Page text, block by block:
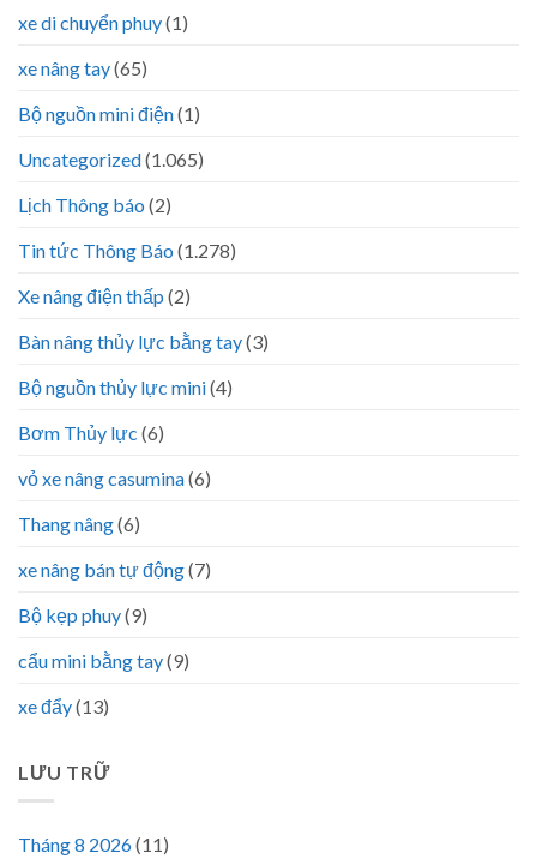
xe di chuyển phuy(1)
xe nâng tay(65)
Bộ nguồn mini điện(1)
Uncategorized(1.065)
Lịch Thông báo (2)
Tin tức Thông Báo (1.278)
Xe nâng điện thấp (2)
Bàn nâng thủy lực bằng tay(3)
Bộ nguồn thủy lực mini(4)
Bơm Thủy lực (6)
vỏ xe nâng casumina(6)
Thang nâng(6)
xe nâng bán tự động(7)
Bộ kẹp phuy(9)
cẩu mini bằng tay(9)
xe đẩy(13)
LƯU TRỮ
Tháng 8 2026(11)